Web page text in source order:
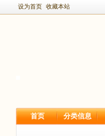
设为首页 收藏本站
首页 分类信息